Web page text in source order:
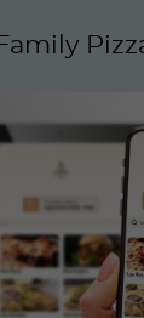
Family